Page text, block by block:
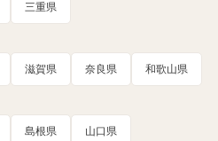
三重県
滋賀県 奈良県 和歌山県
島根県 山口県